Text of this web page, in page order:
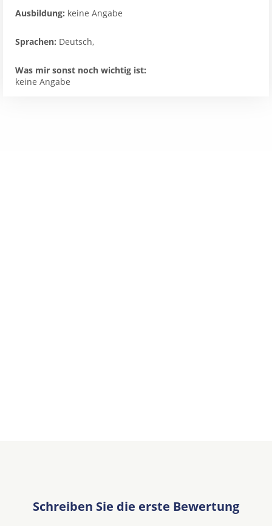
Ausbildung: keine Angabe
Sprachen: Deutsch,
Was mir sonst noch wichtig ist:
keine Angabe
Schreiben Sie die erste Bewertung